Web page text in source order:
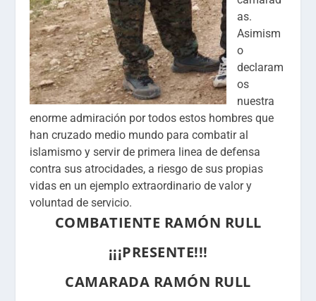
as.
Asimism
o
declaram
os
nuestra
enorme admiración por todos estos hombres que
han cruzado medio mundo para combatir al
islamismo y servir de primera linea de defensa
contra sus atrocidades, a riesgo de sus propias
vidas en un ejemplo extraordinario de valor y
voluntad de servicio.
COMBATIENTE RAMÓN RULL
¡¡¡PRESENTE!!!
CAMARADA RAMÓN RULL